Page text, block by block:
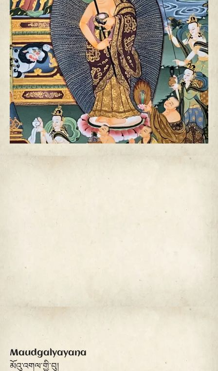
Maudgalyayana
མོའུ་འགལ་གྱི་བུ།